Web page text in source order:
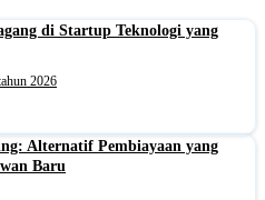
di Startup Teknologi yang
2026
Alternatif Pembiayaan yang
Baru